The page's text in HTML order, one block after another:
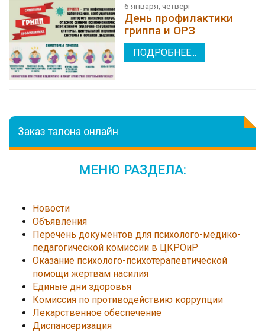
6 января, четверг
День профилактики
гриппа и ОРЗ
ПОДРОБНЕЕ...
Заказ талона онлайн
МЕНЮ РАЗДЕЛА:
Новости
Объявления
Перечень документов для психолого-медико-
педагогической комиссии в ЦКРОиР
Оказание психолого-психотерапевтической
помощи жертвам насилия
Единые дни здоровья
Комиссия по противодействию коррупции
Лекарственное обеспечение
Диспансеризация